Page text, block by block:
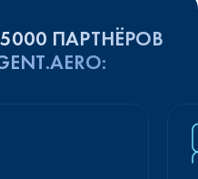
ПАРТНЁРОВ